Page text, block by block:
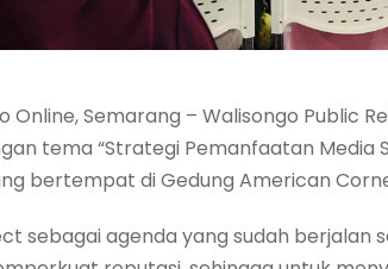
Online, Semarang – Walisongo Public
tema “Strategi Pemanfaatan Media
bertempat di Gedung American
sebagai agenda yang sudah